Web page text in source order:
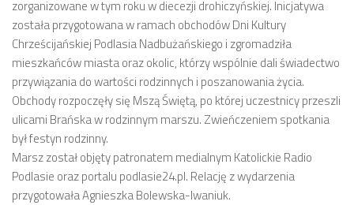
zorganizowane w tym roku w diecezji drohiczyńskiej. Inicjatywa
została przygotowana w ramach obchodów Dni Kultury
Chrześcijańskiej Podlasia Nadbużańskiego i zgromadziła
mieszkańców miasta oraz okolic, którzy wspólnie dali świadectwo
przywiązania do wartości rodzinnych i poszanowania życia.
Obchody rozpoczęły się Mszą Świętą, po której uczestnicy przeszli
ulicami Brańska w rodzinnym marszu. Zwieńczeniem spotkania
był festyn rodzinny.
Marsz został objęty patronatem medialnym Katolickie Radio
Podlasie oraz portalu podlasie24.pl. Relację z wydarzenia
przygotowała Agnieszka Bolewska-Iwaniuk.